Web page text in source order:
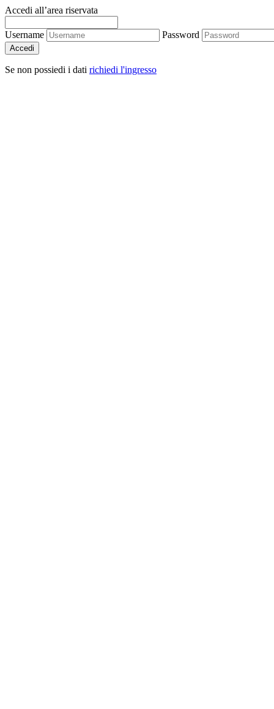
Accedi all’area riservata
Username Password
Accedi
Se non possiedi i dati richiedi l'ingresso